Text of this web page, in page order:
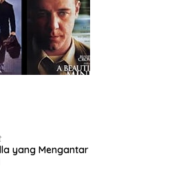
yang Mengantar